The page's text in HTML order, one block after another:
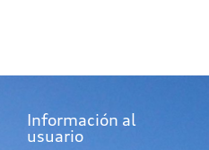
Información al
usuario